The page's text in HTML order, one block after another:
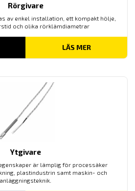
Rörgivare
av enkel installation, ett kompakt hölje,
och olika rörklämdiametrar
LÄS MER
Ytgivare
är lämplig för processäker
plastindustrin samt maskin- och
anläggningsteknik.